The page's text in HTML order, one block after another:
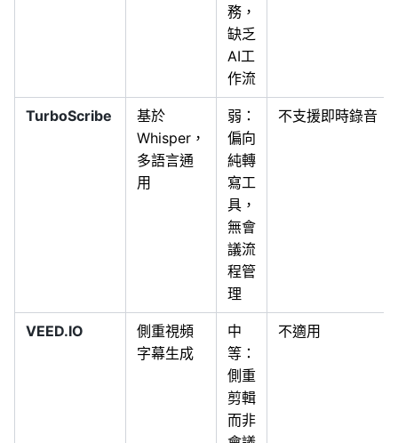
務，
缺乏
AI工
作流
TurboScribe
基於
Whisper，
多語言通
用
弱：
偏向
純轉
寫工
具，
無會
議流
程管
理
不支援即時錄音
VEED.IO
側重視頻
字幕生成
中
等：
側重
剪輯
而非
不適用